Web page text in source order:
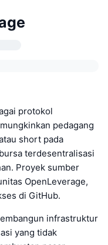
protokol
pedagang
short pada
terdesentralisasi
Proyek sumber
OpenLeverage,
di GitHub.
infrastruktur
yang tidak